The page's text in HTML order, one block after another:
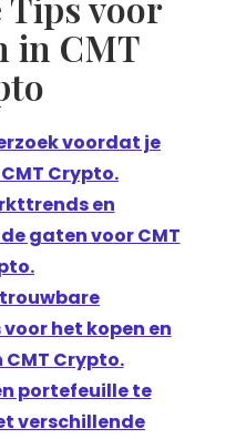
in CMT
voordat je
Crypto.
en
gaten voor CMT
het kopen en
Crypto.
portefeuille te
verschillende